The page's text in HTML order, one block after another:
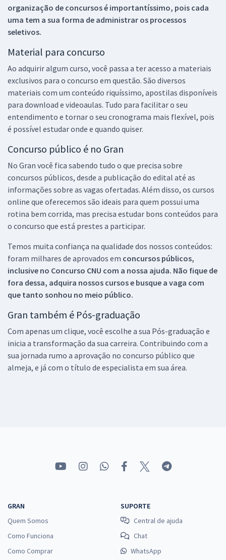
organização de concursos é importantíssimo, pois cada
uma tem a sua forma de administrar os processos
seletivos.
Material para concurso
Ao adquirir algum curso, você passa a ter acesso a materiais
exclusivos para o concurso em questão. São diversos
materiais com um conteúdo riquíssimo, apostilas disponíveis
para download e videoaulas. Tudo para facilitar o seu
entendimento e tornar o seu cronograma mais flexível, pois
é possível estudar onde e quando quiser.
Concurso público é no Gran
No Gran você fica sabendo tudo o que precisa sobre
concursos públicos, desde a publicação do edital até as
informações sobre as vagas ofertadas. Além disso, os cursos
online que oferecemos são ideais para quem possui uma
rotina bem corrida, mas precisa estudar bons conteúdos para
o concurso que está prestes a participar.
Temos muita confiança na qualidade dos nossos conteúdos:
foram milhares de aprovados em concursos públicos,
inclusive no Concurso CNU com a nossa ajuda. Não fique de
fora dessa, adquira nossos cursos e busque a vaga com
que tanto sonhou no meio público.
Gran também é Pós-graduação
Com apenas um clique, você escolhe a sua Pós-graduação e
inicia a transformação da sua carreira. Contribuindo com a
sua jornada rumo a aprovação no concurso público que
almeja, e já com o título de especialista em sua área.
GRAN
Quem Somos
Como Funciona
Como Comprar
SUPORTE
Central de ajuda
Chat
WhatsApp